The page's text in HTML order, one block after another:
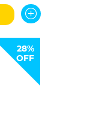
28%
OFF